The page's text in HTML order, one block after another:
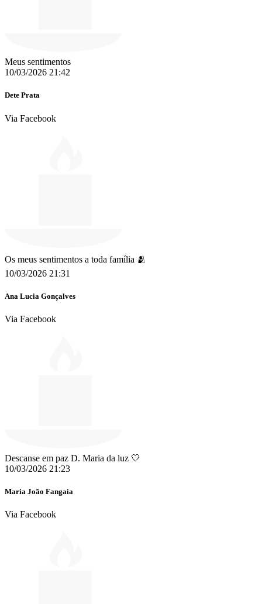
Meus sentimentos
10/03/2026 21:42
Dete Prata
Via Facebook
Os meus sentimentos a toda família 🫂
10/03/2026 21:31
Ana Lucia Gonçalves
Via Facebook
Descanse em paz D. Maria da luz 🤍
10/03/2026 21:23
Maria João Fangaia
Via Facebook